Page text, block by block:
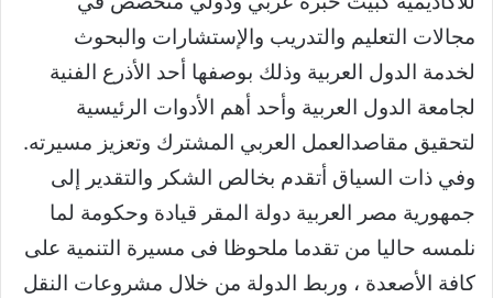
مجالات التعليم والتدريب والإستشارات والبحوث
لخدمة الدول العربية وذلك بوصفها أحد الأذرع الفنية
لجامعة الدول العربية وأحد أهم الأدوات الرئيسية
لتحقيق مقاصدالعمل العربي المشترك وتعزيز مسيرته.
وفي ذات السياق أتقدم بخالص الشكر والتقدير إلى
جمهورية مصر العربية دولة المقر قيادة وحكومة لما
نلمسه حاليا من تقدما ملحوظا فى مسيرة التنمية على
كافة الأصعدة ، وربط الدولة من خلال مشروعات النقل